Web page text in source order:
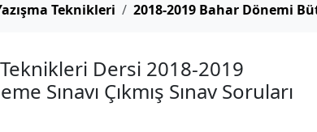
Teknikleri 2018-2019 Bahar Dönemi
Teknikleri Dersi 2018-2019
Sınavı Çıkmış Sınav Soruları